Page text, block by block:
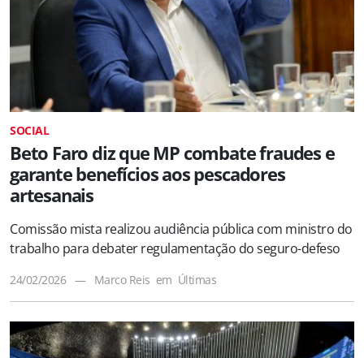
SOCIAL
Beto Faro diz que MP combate fraudes e
garante benefícios aos pescadores
artesanais
Comissão mista realizou audiência pública com ministro do
trabalho para debater regulamentação do seguro-defeso
24/02/2026 — Marco Reis em Últimas